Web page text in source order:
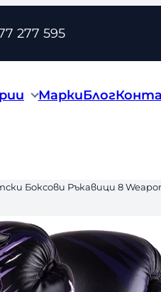
277 595
МаркиБлог
Боксови Ръкавици 8